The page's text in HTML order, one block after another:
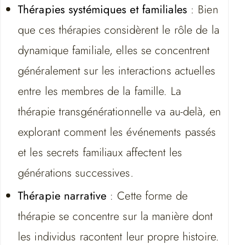
Thérapies systémiques et familiales: Bien
que ces thérapies considèrent le rôle de la
dynamique familiale, elles se concentrent
généralement sur les interactions actuelles
entre les membres de la famille. La
thérapie transgénérationnelle va au-delà, en
explorant comment les événements passés
et les secrets familiaux affectent les
générations successives.
Thérapie narrative: Cette forme de
thérapie se concentre sur la manière dont
les individus racontent leur propre histoire.